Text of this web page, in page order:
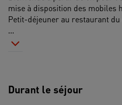
mise à disposition des mobiles
Petit-déjeuner au restaurant
...
Durant le séjour